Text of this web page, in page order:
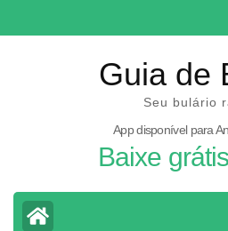
para
Guia de
Seu bulário
App disponível para
Baixe